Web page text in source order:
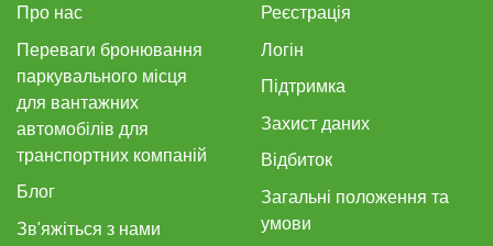
Про нас
Переваги бронювання
паркувального місця
для вантажних
автомобілів для
транспортних компаній
Блог
Зв'яжіться з нами
Реєстрація
Логін
Підтримка
Захист даних
Відбиток
Загальні положення та
умови